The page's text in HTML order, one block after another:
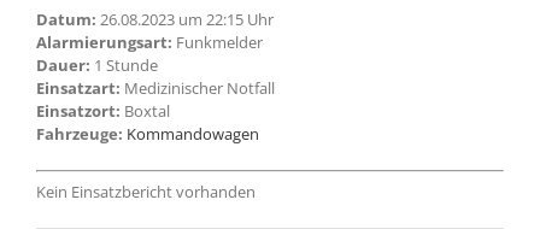
Datum: 26.08.2023 um 22:15 Uhr
Alarmierungsart: Funkmelder
Dauer: 1 Stunde
Einsatzart: Medizinischer Notfall
Einsatzort: Boxtal
Fahrzeuge: Kommandowagen
Kein Einsatzbericht vorhanden